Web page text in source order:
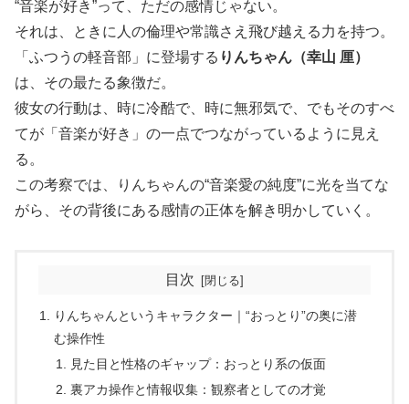
“音楽が好き”って、ただの感情じゃない。
それは、ときに人の倫理や常識さえ飛び越える力を持つ。
「ふつうの軽音部」に登場する りんちゃん（幸山 厘）
は、その最たる象徴だ。
彼女の行動は、時に冷酷で、時に無邪気で、でもそのすべ
てが「音楽が好き」の一点でつながっているように見え
る。
この考察では、りんちゃんの“音楽愛の純度”に光を当てな
がら、その背後にある感情の正体を解き明かしていく。
目次
りんちゃんというキャラクター｜“おっとり”の奥に潜
む操作性
見た目と性格のギャップ：おっとり系の仮面
裏アカ操作と情報収集：観察者としての才覚